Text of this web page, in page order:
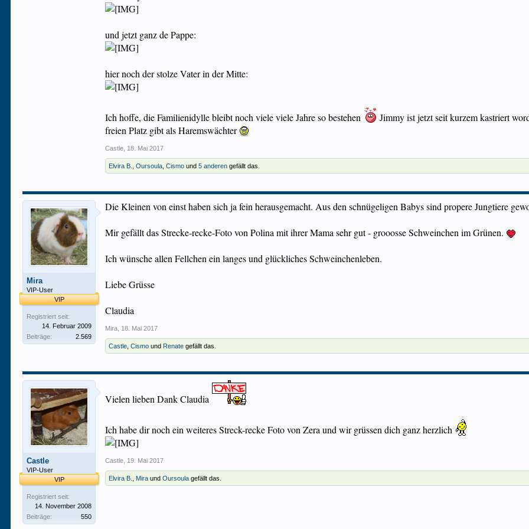
und jetzt ganz de Pappe:
hier noch der stolze Vater in der Mitte:
Ich hoffe, die Familienidylle bleibt noch viele viele Jahre so bestehen
Jimmy ist jetzt seit kurzem kastriert
freien Platz gibt als Haremswächter
Castle 18. Mai 2017
Elvira B. ,Oursoula ,Cismo und5 anderen gefällt das.
Mira
VIP-User
VIP
Registriert seit:
14. Februar 2009
Beiträge:
2.569
Die Kleinen von einst haben sich ja fein herausgemacht. Aus den schnügeligen Babys sind propere Jungtiere
Mir gefällt das Strecke-recke-Foto von Polina mit ihrer Mama sehr gut - grooosse Schweinchen im Grünen.
Ich wünsche allen Fellchen ein langes und glückliches Schweinchenleben.
Liebe Grüsse
Claudia
Mira 18. Mai 2017
Castle ,Cismo und Renate gefällt das.
Castle
VIP-User
VIP
Registriert seit:
14. November 2008
Beiträge:
550
Vielen lieben Dank Claudia
Ich habe dir noch ein weiteres Streck-recke Foto von Zera und wir grüssen dich ganz herzlich
Castle 19. Mai 2017
Elvira B. Mira undOursoula gefällt das.